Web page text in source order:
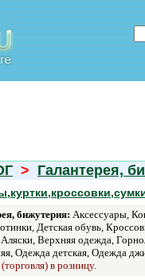
> Галантерея,
бижутерия: Аксессуары,
Детская обувь,
Аляски, Верхняя одежда,
Одежда детская, Одежда
в розницу.